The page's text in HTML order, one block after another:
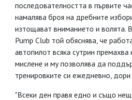
последователността в първите
намалява броя на дребните
изтощават вниманието и волята.
Pump Club той обяснява, че
автопилот всяка сутрин
мислене и му позволява да
тренировките си ежедневно,
"Всеки ден правя едно и също